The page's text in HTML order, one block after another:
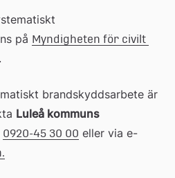
på Myndigheten för civilt
till annan webbplats, öppnas i
.
brandskyddsarbete är
Luleå kommuns
0920-45 30 00 eller via e-